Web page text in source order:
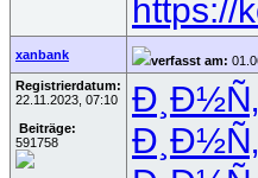
https://
xanbank verfasst am:
Registrierdatum:
22.11.2023, 07:10
Beiträge:
591758